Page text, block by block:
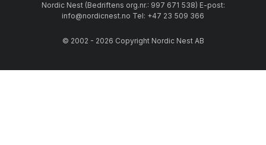
Nordic Nest (Bedriftens org.nr.: 997 671 538) E-post:
info@nordicnest.no Tel: +47 23 509 366
© 2002 - 2026 Copyright Nordic Nest AB